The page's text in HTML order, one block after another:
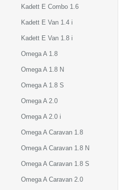
Kadett E Combo 1.6
Kadett E Van 1.4 i
Kadett E Van 1.8 i
Omega A 1.8
Omega A 1.8 N
Omega A 1.8 S
Omega A 2.0
Omega A 2.0 i
Omega A Caravan 1.8
Omega A Caravan 1.8 N
Omega A Caravan 1.8 S
Omega A Caravan 2.0